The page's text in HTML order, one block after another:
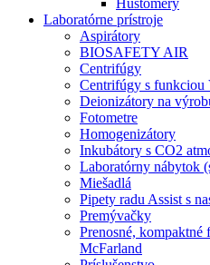
Hustomery
Laboratórne prístroje
Aspirátory
BIOSAFETY AIR
Centrifúgy
Centrifúgy s
Deionizátory na
Fotometre
Homogenizátory
Inkubátory s CO2
Laboratórny nábytok
Miešadlá
Pipety radu Assist s
Premývačky
Prenosné, kompaktné
McFarland